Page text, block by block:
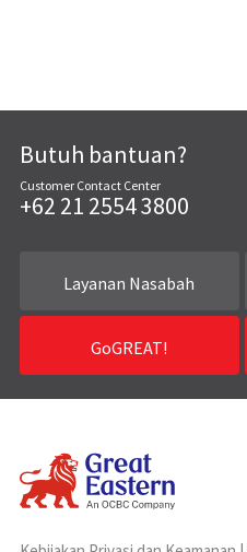
Butuh bantuan?
Customer Contact Center
+62 21 2554 3800
Layanan Nasabah
GoGREAT!